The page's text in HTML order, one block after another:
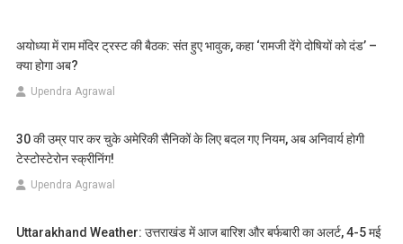
अयोध्या में राम मंदिर ट्रस्ट की बैठक: संत हुए भावुक, कहा ‘रामजी देंगे दोषियों को दंड’ –
क्या होगा अब?
Upendra Agrawal
30 की उम्र पार कर चुके अमेरिकी सैनिकों के लिए बदल गए नियम, अब अनिवार्य होगी
टेस्टोस्टेरोन स्क्रीनिंग!
Upendra Agrawal
Uttarakhand Weather: उत्तराखंड में आज बारिश और बर्फबारी का अलर्ट, 4-5 मई